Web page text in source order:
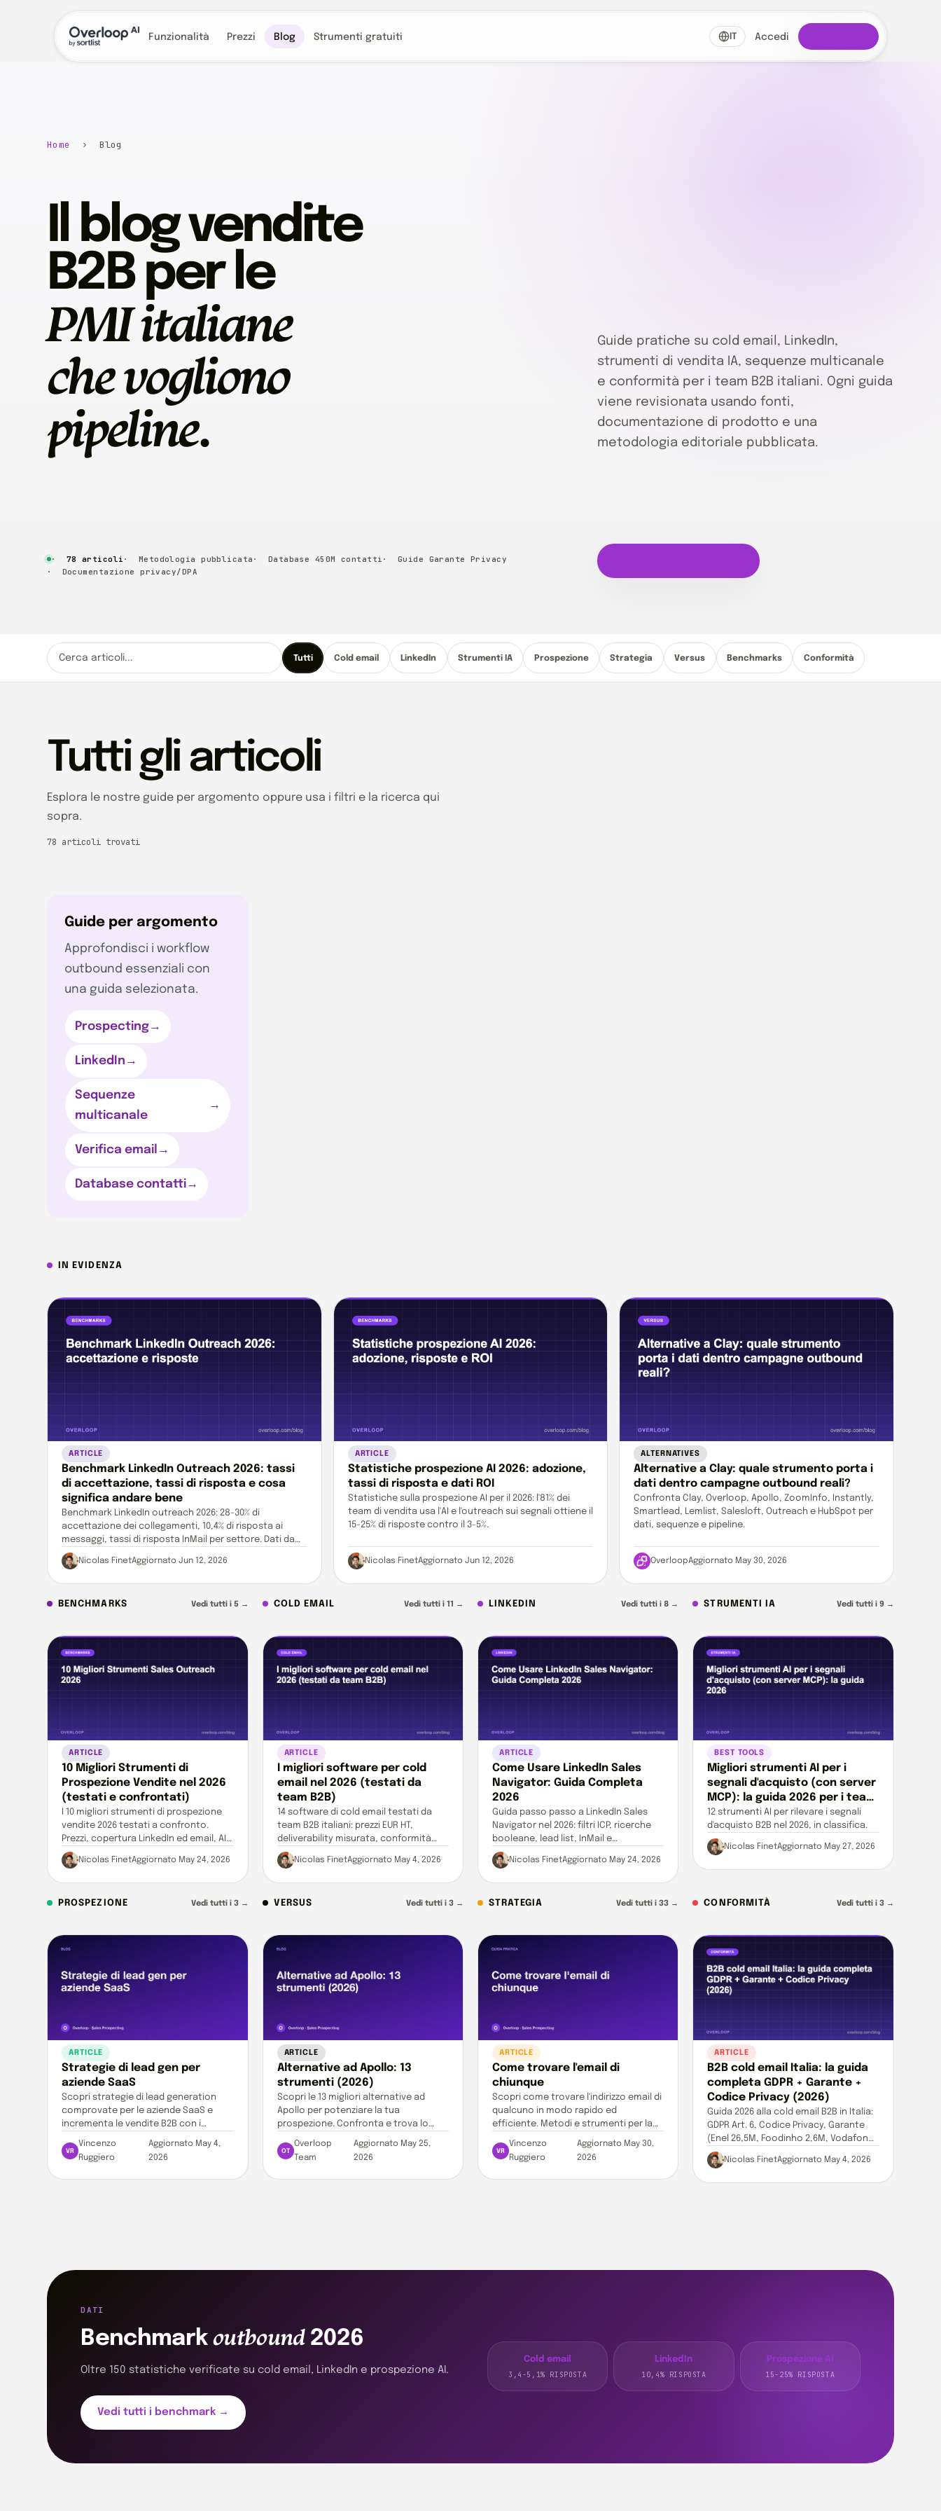
Funzionalità Prezzi Blog Strumenti gratuiti IT Accedi
Home › Blog
Il blog vendite
B2B per le
PMI italiane
che vogliono
pipeline.
Guide pratiche su cold email, LinkedIn,
strumenti di vendita IA, sequenze multicanale
e conformità per i team B2B italiani. Ogni guida
viene revisionata usando fonti,
documentazione di prodotto e una
metodologia editoriale pubblicata.
78 articoli Metodologia pubblicata Database 450M contatti
Guide Garante Privacy
Documentazione privacy/DPA
Tutti Cold email LinkedIn Strumenti IA Prospezione Strategia Versus Benchmarks Conformità
Tutti gli articoli
Esplora le nostre guide per argomento oppure usa i filtri e la ricerca qui
sopra.
78 articoli trovati
Guide per argomento
Approfondisci i workflow
outbound essenziali con
una guida selezionata.
Prospecting→
LinkedIn →
Sequenze
multicanale
→
Verifica email →
Database contatti→
IN EVIDENZA
ARTICLE
Benchmark LinkedIn Outreach 2026: tassi
di accettazione, tassi di risposta e cosa
significa andare bene
Benchmark LinkedIn outreach 2026: 28-30% di
accettazione dei collegamenti, 10,4% di risposta ai
messaggi, tassi di risposta InMail per settore. Dati da
13M+ azioni di outreach.
Nicolas FinetAggiornato Jun 12, 2026
ARTICLE
Statistiche prospezione AI 2026: adozione,
tassi di risposta e dati ROI
Statistiche sulla prospezione AI per il 2026: l'81% dei
team di vendita usa l'AI e l'outreach sui segnali ottiene il
15-25% di risposte contro il 3-5%.
Nicolas FinetAggiornato Jun 12, 2026
ALTERNATIVES
Alternative a Clay: quale strumento porta i
dati dentro campagne outbound reali?
Confronta Clay, Overloop, Apollo, ZoomInfo, Instantly,
Smartlead, Lemlist, Salesloft, Outreach e HubSpot per
dati, sequenze e pipeline.
OverloopAggiornato May 30, 2026
BENCHMARKS Vedi tutti i 5 →
ARTICLE
10 Migliori Strumenti di
Prospezione Vendite nel 2026
(testati e confrontati)
I 10 migliori strumenti di prospezione
vendite 2026 testati a confronto.
Prezzi, copertura LinkedIn ed email, AI
e tabella comparativa.
Nicolas FinetAggiornato May 24, 2026
COLD EMAIL Vedi tutti i 11 →
ARTICLE
I migliori software per cold
email nel 2026 (testati da
team B2B)
14 software di cold email testati da
team B2B italiani: prezzi EUR HT,
deliverability misurata, conformità
GDPR e Codice Privacy.
Nicolas FinetAggiornato May 4, 2026
LINKEDIN Vedi tutti i 8 →
ARTICLE
Come Usare LinkedIn Sales
Navigator: Guida Completa
2026
Guida passo passo a LinkedIn Sales
Navigator nel 2026: filtri ICP, ricerche
booleane, lead list, InMail e
automazione dell'outbound.
Nicolas FinetAggiornato May 24, 2026
STRUMENTI IA Vedi tutti i 9 →
BEST TOOLS
Migliori strumenti AI per i
segnali d'acquisto (con server
MCP): la guida 2026 per i team
GTM moderni
12 strumenti AI per rilevare i segnali
d'acquisto B2B nel 2026, in classifica.
Nicolas FinetAggiornato May 27, 2026
PROSPEZIONE Vedi tutti i 3 →
ARTICLE
Strategie di lead gen per
aziende SaaS
Scopri strategie di lead generation
comprovate per le aziende SaaS e
incrementa le vendite B2B con i
Overloop.
VR
Vincenzo
Ruggiero
Aggiornato May 4,
2026
VERSUS Vedi tutti i 3 →
ARTICLE
Alternative ad Apollo: 13
strumenti (2026)
Scopri le 13 migliori alternative ad
Apollo per potenziare la tua
prospezione. Confronta e trova lo
strumento perfetto.
OT
Overloop
Team
Aggiornato May 25,
2026
STRATEGIA Vedi tutti i 33 →
ARTICLE
Come trovare l'email di
chiunque
Scopri come trovare l'indirizzo email di
qualcuno in modo rapido ed
efficiente. Metodi e strumenti per la
VR
Vincenzo
Ruggiero
Aggiornato May 30,
2026
CONFORMITÀ Vedi tutti i 3 →
ARTICLE
B2B cold email Italia: la guida
completa GDPR + Garante +
Codice Privacy (2026)
Guida 2026 alla cold email B2B in Italia:
GDPR Art. 6, Codice Privacy, Garante
(Enel 26,5M, Foodinho 2,6M, Vodafone
12,2M), legittimo interesse, B2B carve-
out.
Nicolas FinetAggiornato May 4, 2026
DATI
Benchmark outbound2026
Oltre 150 statistiche verificate su cold email, LinkedIn e prospezione AI.
Vedi tutti i benchmark →
Cold email
3,4-5,1% RISPOSTA
LinkedIn
10,4% RISPOSTA
Prospezione AI
15-25% RISPOSTA